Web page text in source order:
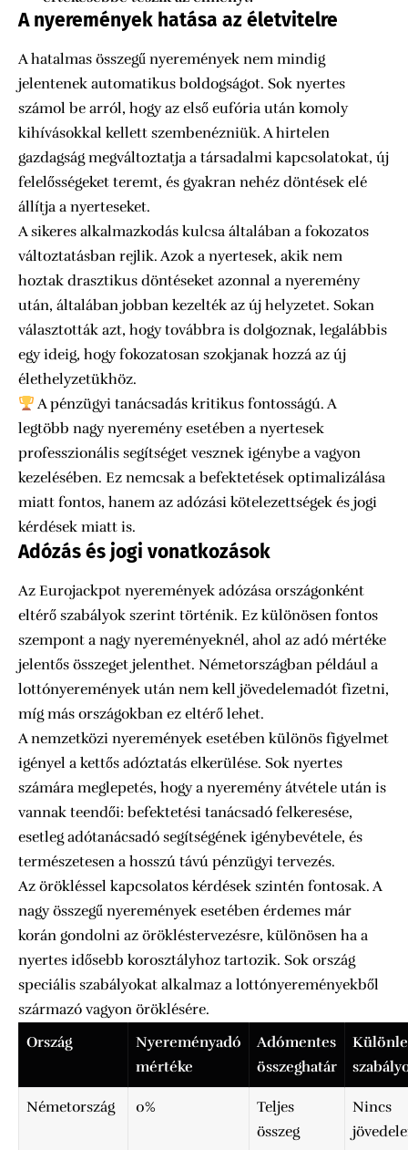
A nyeremények hatása az életvitelre
A hatalmas összegű nyeremények nem mindig
jelentenek automatikus boldogságot. Sok nyertes
számol be arról, hogy az első eufória után komoly
kihívásokkal kellett szembenézniük. A hirtelen
gazdagság megváltoztatja a társadalmi kapcsolatokat, új
felelősségeket teremt, és gyakran nehéz döntések elé
állítja a nyerteseket.
A sikeres alkalmazkodás kulcsa általában a fokozatos
változtatásban rejlik. Azok a nyertesek, akik nem
hoztak drasztikus döntéseket azonnal a nyeremény
után, általában jobban kezelték az új helyzetet. Sokan
választották azt, hogy továbbra is dolgoznak, legalábbis
egy ideig, hogy fokozatosan szokjanak hozzá az új
élethelyzetükhöz.
A pénzügyi tanácsadás kritikus fontosságú. A
legtöbb nagy nyeremény esetében a nyertesek
professzionális segítséget vesznek igénybe a vagyon
kezelésében. Ez nemcsak a befektetések optimalizálása
miatt fontos, hanem az adózási kötelezettségek és jogi
kérdések miatt is.
Adózás és jogi vonatkozások
Az Eurojackpot nyeremények adózása országonként
eltérő szabályok szerint történik. Ez különösen fontos
szempont a nagy nyereményeknél, ahol az adó mértéke
jelentős összeget jelenthet. Németországban például a
lottónyeremények után nem kell jövedelemadót fizetni,
míg más országokban ez eltérő lehet.
A nemzetközi nyeremények esetében különös figyelmet
igényel a kettős adóztatás elkerülése. Sok nyertes
számára meglepetés, hogy a nyeremény átvétele után is
vannak teendői: befektetési tanácsadó felkeresése,
esetleg adótanácsadó segítségének igénybevétele, és
természetesen a hosszú távú pénzügyi tervezés.
Az örökléssel kapcsolatos kérdések szintén fontosak. A
nagy összegű nyeremények esetében érdemes már
korán gondolni az örökléstervezésre, különösen ha a
nyertes idősebb korosztályhoz tartozik. Sok ország
speciális szabályokat alkalmaz a lottónyereményekből
származó vagyon öröklésére.
Ország
Nyereményadó
mértéke
Adómentes
összeghatár
Németország 0%
Teljes
összeg
Nincs